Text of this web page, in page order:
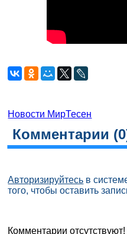
Новости МирТесен
Комментарии (0
Авторизируйтесь в
того, чтобы оставить
Комментарии отсутствуют!